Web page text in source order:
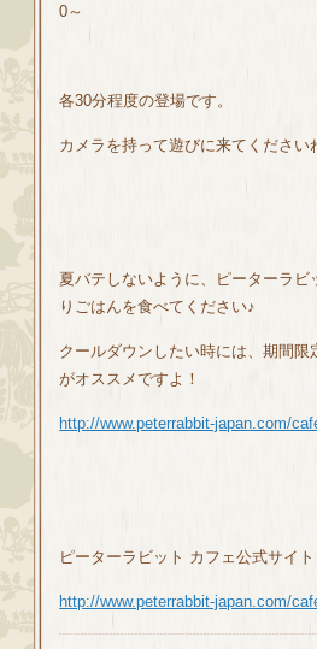
0～
各30分程度の登場です。
カメラを持って遊びに来てください
夏バテしないように、ピーターラビ
りごはんを食べてください♪
クールダウンしたい時には、期間限
がオススメですよ！
http://www.peterrabbit-japan.com/
ピーターラビット カフェ公式サイト
http://www.peterrabbit-japan.com/